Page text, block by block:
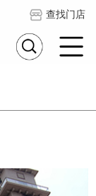
查找门店